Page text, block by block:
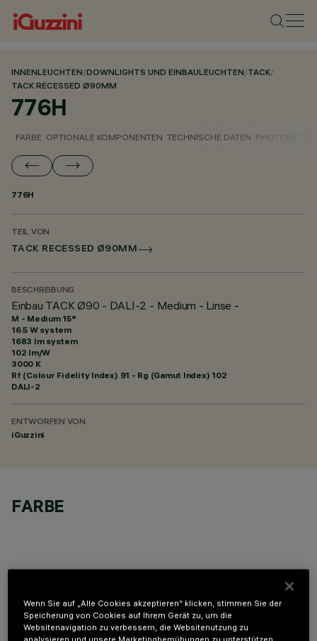
INNENLEUCHTEN/DOWNLIGHTS UND EINBAULEUCHTEN/TACK/
TACK RECESSED Ø90MM
776H
FARBE OPTIONALE KOMPONENTEN TECHNISCHE DATEN
776H
TEIL VON
TACK RECESSED Ø90MM
BESCHREIBUNG
Einbau TACK Ø90 - DALI-2 - Medium - Linse -
M - Medium 15°
16.5 W system
1683 lm system
102 lm/W
3000 K
Rf (Colour Fidelity Index) 91 - Rg (Gamut Index) 102
DALI-2
ENTWORFEN VON
iGuzzini
FARBE
OPTIONALE KOMPONENTEN
Wenn Sie auf „Alle Cookies akzeptieren“ klicken, stimmen Sie der
Speicherung von Cookies auf Ihrem Gerät zu, um die
Websitenavigation zu verbessern, die Websitenutzung zu